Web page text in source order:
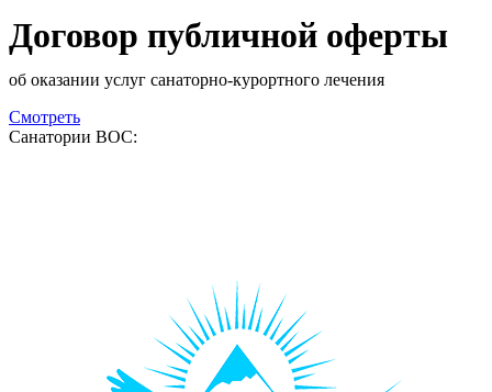
Договор публичной оферты
об оказании услуг санаторно-курортного лечения
Смотреть
Санатории ВОС: